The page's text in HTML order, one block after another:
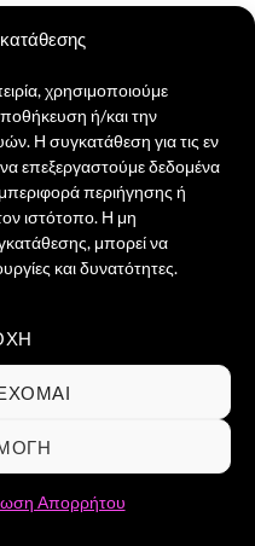
χρησιμοποιούμε
ή/και την
Η συγκατάθεση για τις εν
επεξεργαστούμε δεδομένα
περιήγησης ή
ιστότοπο. Η μη
μπορεί να
και δυνατότητες.
Απορρήτου
Card
ΣΥΧΝΈΣ ΕΡΩΤΉΣΕΙΣ
ΠΟΛΙΤΙΚΉ COOKIES
161898903000 -